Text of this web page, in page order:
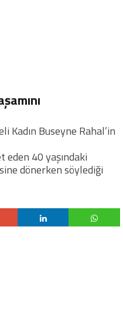
Kadın Buseyne Rahal’in
eden 40 yaşındaki
dönerken söylediği